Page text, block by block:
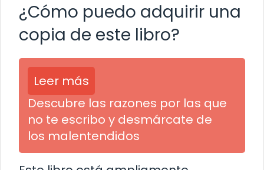
¿Cómo puedo adquirir una
copia de este libro?
Leer más
Descubre las razones por las que
no te escribo y desmárcate de
los malentendidos